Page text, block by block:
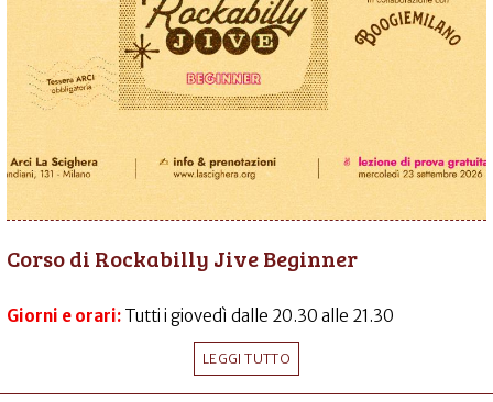
Corso di Rockabilly Jive Beginner
Giorni e orari: Tutti i giovedì dalle 20.30 alle 21.30
LEGGI TUTTO